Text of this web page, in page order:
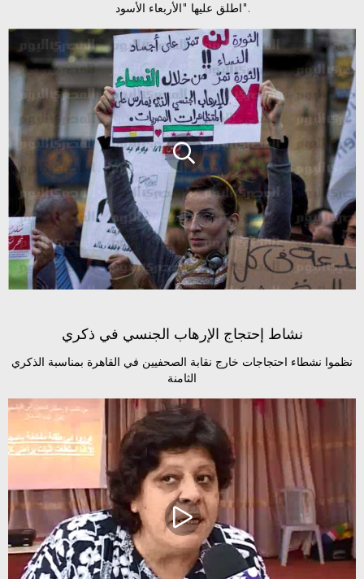
اطلق عليها "الأربعاء الأسود".
نشاط إحتجاج الإرهاب الجنسي في ذكري
نظموا نشطاء احتجاجات خارج نقابة الصحفيين في القاهرة بمناسبة الذكري
الثامنة